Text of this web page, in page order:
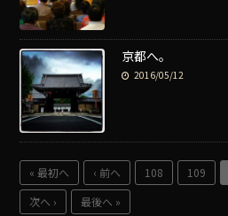
京都へ。
2016/05/12
« 最初へ ‹ 前へ 108 109
次へ ›
最後へ »